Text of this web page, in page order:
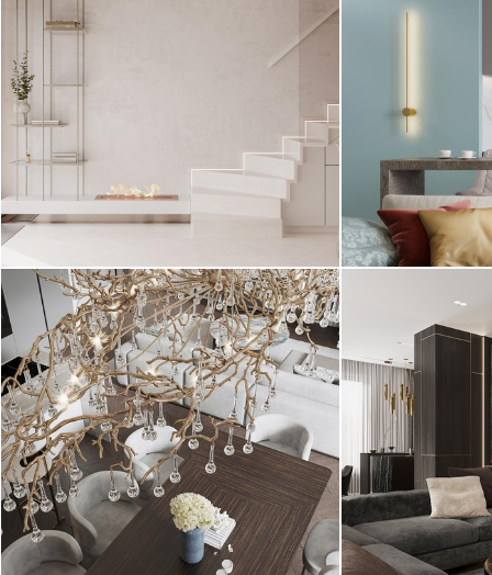
Интерьер квартиры выполнен в
современном стиле с элементами
Проект 2023 года!
Современный стиль, минимализм
Проект 2023
Современный
Интерьер квартиры выполнен в
современном классическом стиле в
светлых оттенках ...
Проект 2022 года!
Современная классика
оттенках.
проекта -
Проект 2022
Современный